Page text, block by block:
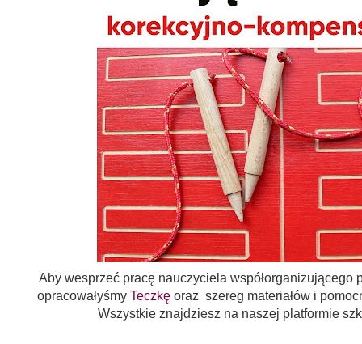
Aby wesprzeć pracę nauczyciela współorganizującego
opracowałyśmyTeczkę oraz szereg materiałów i
Wszystkie znajdziesz na naszej platformie